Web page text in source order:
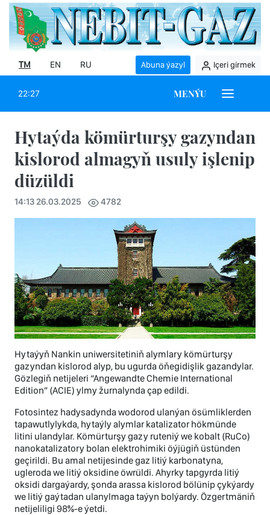
TM EN RU Abuna ýazyl Içeri girmek
22:27 MENÝU
Hytaýda kömürturşy gazyndan
kislorod almagyň usuly işlenip
düzüldi
14:13 26.03.2025 4782
Hytaýyň Nankin uniwersitetiniň alymlary kömürturşy
gazyndan kislorod alyp, bu ugurda öňegidişlik gazandylar.
Gözlegiň netijeleri “Angewandte Chemie International
Edition” (ACIE) ylmy žurnalynda çap edildi.
Fotosintez hadysadynda wodorod ulanýan ösümliklerden
tapawutlylykda, hytaýly alymlar katalizator hökmünde
litini ulandylar. Kömürturşy gazy ruteniý we kobalt (RuCo)
nanokatalizatory bolan elektrohimiki öýjügiň üstünden
geçirildi. Bu amal netijesinde gaz litiý karbonatyna,
ugleroda we litiý oksidine öwrüldi. Ahyrky tapgyrda litiý
oksidi dargaýardy, şonda arassa kislorod bölünip çykýardy
we litiý gaýtadan ulanylmaga taýyn bolýardy. Özgertmäniň
netijeliligi 98%-e ýetdi.